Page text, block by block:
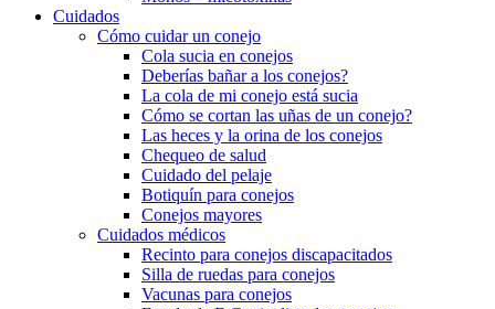
Cuidados
Cómo cuidar un conejo
Cola sucia en conejos
Deberías bañar a los conejos?
La cola de mi conejo está sucia
Cómo se cortan las uñas de un conejo?
Las heces y la orina de los conejos
Chequeo de salud
Cuidado del pelaje
Botiquín para conejos
Conejos mayores
Cuidados médicos
Recinto para conejos discapacitados
Silla de ruedas para conejos
Vacunas para conejos